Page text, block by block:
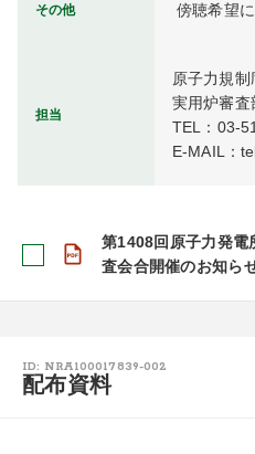
その他 傍聴希望
担当
原子力規
実用炉審査
TEL：03-
E-MAIL：
第1408回原子力発電
査会合開催のお知ら
ID: NRA100017839-002
配布資料